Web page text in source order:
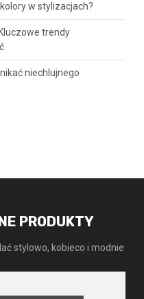
w stylizacjach?
trendy
niechlujnego
PRODUKTY
stylowo, kobieco i modnie